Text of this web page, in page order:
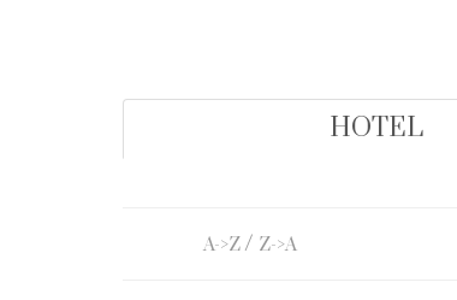
HOTEL
A->Z / Z->A